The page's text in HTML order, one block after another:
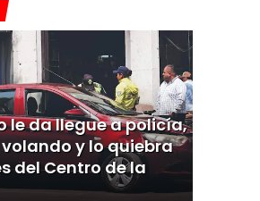
le da llegue a policía,
y lo quiebra
del Centro de la